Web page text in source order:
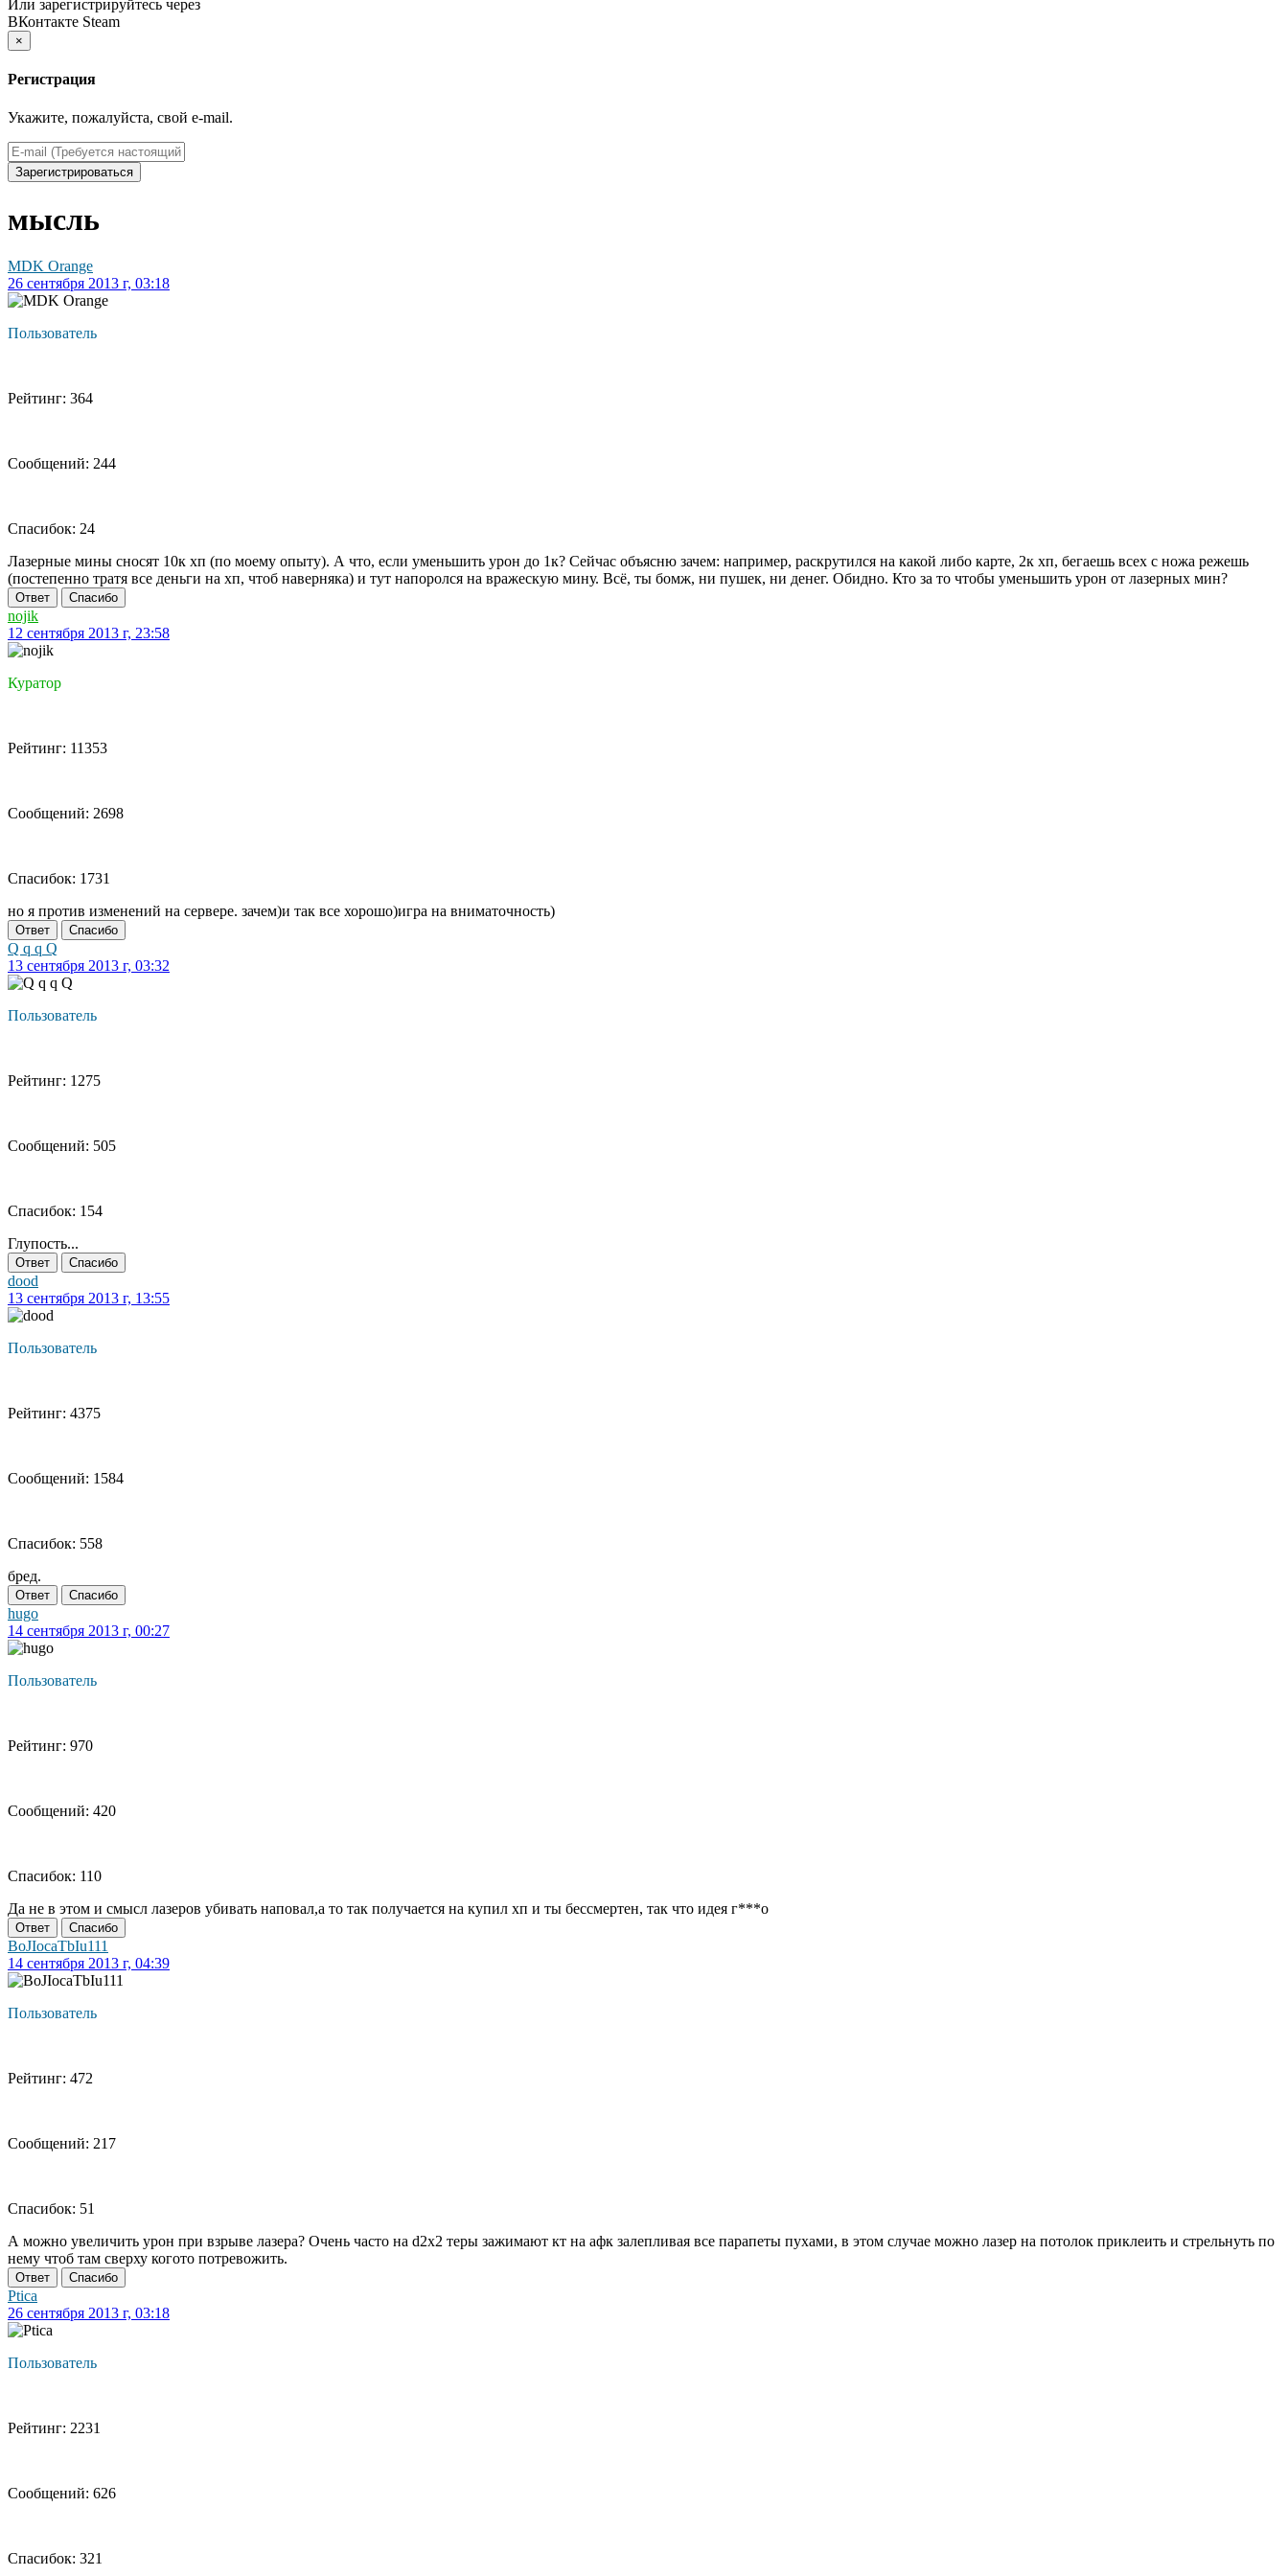
Или зарегистрируйтесь через
ВКонтакте Steam
×
Регистрация
Укажите, пожалуйста, свой e-mail.
Зарегистрироваться
мысль
MDK Orange
26 сентября 2013 г, 03:18
Пользователь
Рейтинг: 364
Сообщений: 244
Спасибок: 24
Лазерные мины сносят 10к хп (по моему опыту). А что, если уменьшить урон до 1к? Сейчас объясню зачем: например, раскрутился на какой либо карте, 2к хп, бегаешь всех с ножа режешь
(постепенно тратя все деньги на хп, чтоб наверняка) и тут напоролся на вражескую мину. Всё, ты бомж, ни пушек, ни денег. Обидно. Кто за то чтобы уменьшить урон от лазерных мин?
Ответ Спасибо
nojik
12 сентября 2013 г, 23:58
Куратор
Рейтинг: 11353
Сообщений: 2698
Спасибок: 1731
но я против изменений на сервере. зачем)и так все хорошо)игра на вниматочность)
Ответ Спасибо
Q q q Q
13 сентября 2013 г, 03:32
Пользователь
Рейтинг: 1275
Сообщений: 505
Спасибок: 154
Глупость...
Ответ Спасибо
dood
13 сентября 2013 г, 13:55
Пользователь
Рейтинг: 4375
Сообщений: 1584
Спасибок: 558
бред.
Ответ Спасибо
hugo
14 сентября 2013 г, 00:27
Пользователь
Рейтинг: 970
Сообщений: 420
Спасибок: 110
Да не в этом и смысл лазеров убивать наповал,а то так получается на купил хп и ты бессмертен, так что идея г***о
Ответ Спасибо
BoJIocaTbIu111
14 сентября 2013 г, 04:39
Пользователь
Рейтинг: 472
Сообщений: 217
Спасибок: 51
А можно увеличить урон при взрыве лазера? Очень часто на d2x2 теры зажимают кт на афк залепливая все парапеты пухами, в этом случае можно лазер на потолок приклеить и стрельнуть по
нему чтоб там сверху когото потревожить.
Ответ Спасибо
Ptica
26 сентября 2013 г, 03:18
Пользователь
Рейтинг: 2231
Сообщений: 626
Спасибок: 321